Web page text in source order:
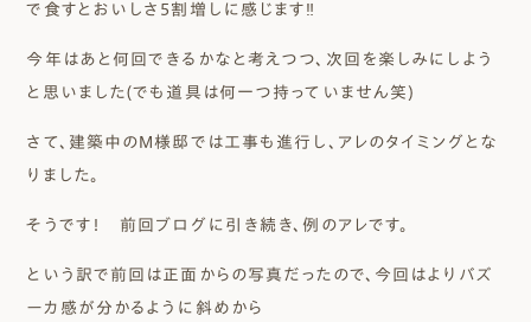
で食すとおいしさ５割増しに感じます‼
今年はあと何回できるかなと考えつつ、次回を楽しみにしよう
と思いました(でも道具は何一つ持っていません笑)
さて、建築中のM様邸では工事も進行し、アレのタイミングとな
りました。
そうです！ 前回ブログに引き続き、例のアレです。
という訳で前回は正面からの写真だったので、今回はよりバズ
ーカ感が分かるように斜めから